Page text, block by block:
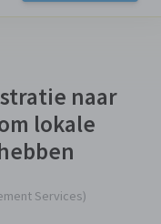
naar
lokale
Services)